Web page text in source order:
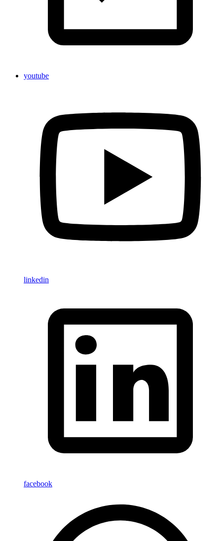
youtube
linkedin
facebook